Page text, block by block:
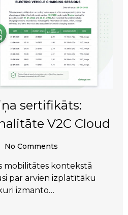
sertifikāts:
V2C Cloud
No Comments
mobilitātes kontekstā
par arvien izplatītāku
izmanto…